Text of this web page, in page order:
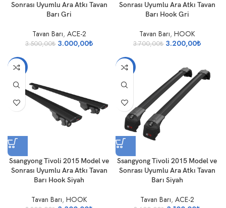
Sonrası Uyumlu Ara Atkı Tavan
Barı Gri
Tavan Barı, ACE-2
3.500,00₺ 3.000,00₺
Sonrası Uyumlu Ara Atkı Tavan
Barı Hook Gri
Tavan Barı, HOOK
3.700,00₺ 3.200,00₺
-13%
Ssangyong Tivoli 2015 Model ve
Sonrası Uyumlu Ara Atkı Tavan
Barı Hook Siyah
Tavan Barı, HOOK
-14%
Ssangyong Tivoli 2015 Model ve
Sonrası Uyumlu Ara Atkı Tavan
Barı Siyah
Tavan Barı, ACE-2